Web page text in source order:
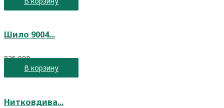
Шило 9004...
825,00₽
В корзину
Нитковдива...